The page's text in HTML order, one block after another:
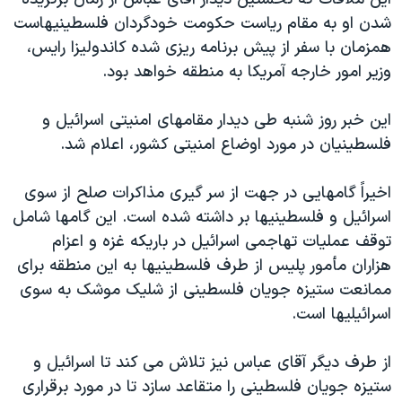
فرهنگ و زندگی
حقوق شهروندی
اقتصادی
علم و فناوری
اسرائیل در جنگ
گالری عکس
آرشیو پخش زنده
مستندها
انتخابات ریاست جمهوری آمریکا ۲۰۲۴
حمله جمهوری اسلامی به اسرائیل
رمز مهسا
ورزش زنان در ایران
اعتراضات زن، زندگی، آزادی
مجموعه مستندهای دادخواهی
تریبونال مردمی آبان ۹۸
دادگاه حمید نوری
چهل سال گروگان‌گیری
اعتراضات مردمی آبان ۹۸
دنبال کنید
زبانهای مختلف
شدن او به مقام رياست حکومت خودگردان فلسطينيهاست
همزمان با سفر از پيش برنامه ريزی شده کاندوليزا رايس،
وزير امور خارجه آمريکا به منطقه خواهد بود.
اين خبر روز شنبه طی ديدار مقامهای امنيتی اسرائيل و
فلسطينيان در مورد اوضاع امنيتی کشور، اعلام شد.
اخيراً گامهايی در جهت از سر گيری مذاکرات صلح از سوی
اسرائيل و فلسطينيها بر داشته شده است. اين گامها شامل
توقف عمليات تهاجمی اسرائيل در باريکه غزه و اعزام
هزاران مأمور پليس از طرف فلسطينيها به اين منطقه برای
ممانعت ستيزه جويان فلسطينی از شليک موشک به سوی
اسرائيليها است.
از طرف ديگر آقای عباس نيز تلاش می کند تا اسرائيل و
ستيزه جويان فلسطينی را متقاعد سازد تا در مورد برقراری